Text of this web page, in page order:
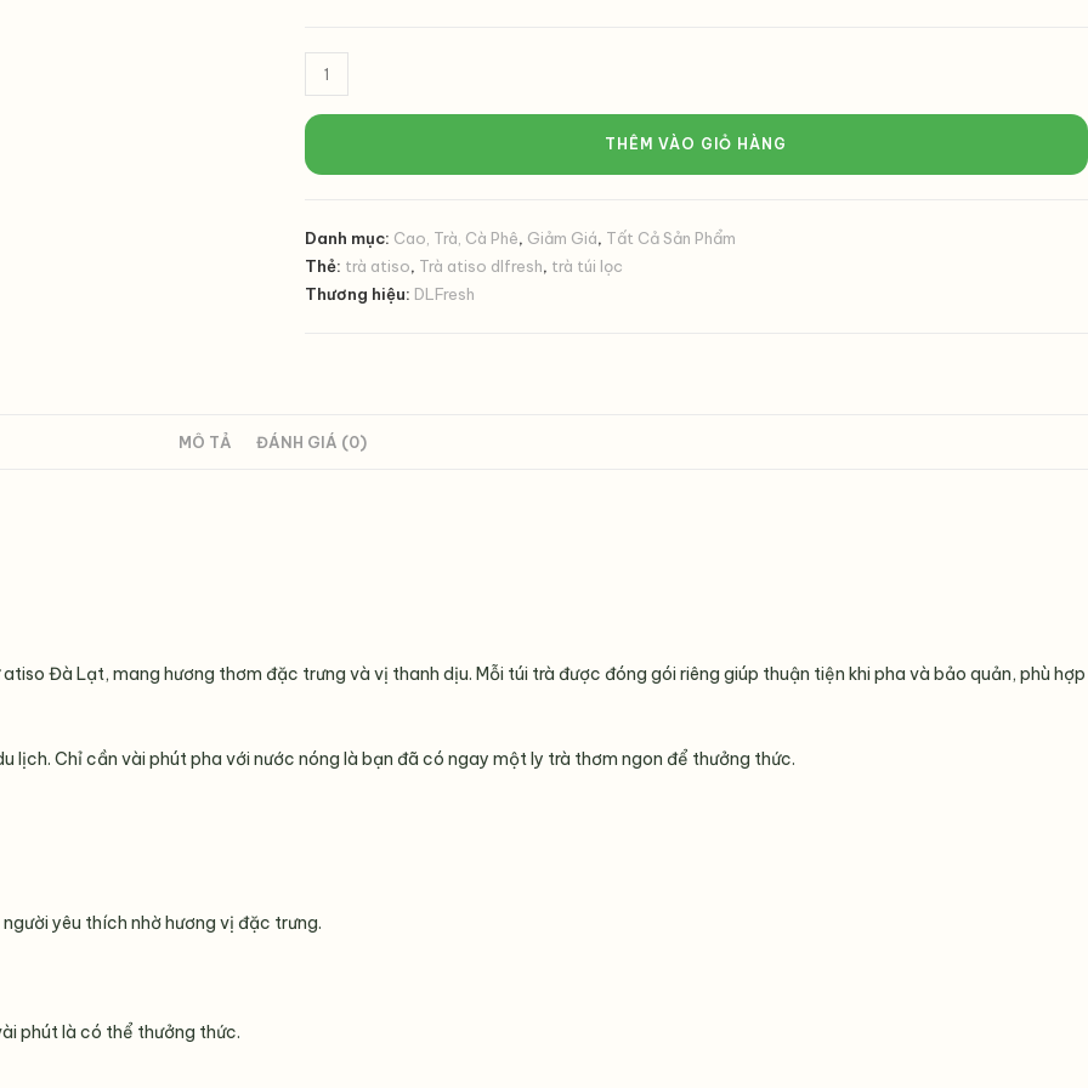
Trà
Atiso
Túi
Lọc
50
Tép
THÊM VÀO GIỎ HÀNG
Danh mục: Cao, Trà, Cà Phê, Giảm Giá, Tất Cả Sản Phẩm
Thẻ: trà atiso, Trà atiso dlfresh, trà túi lọc
Thương hiệu: DLFresh
MÔ TẢ ĐÁNH GIÁ (0)
Đà Lạt, mang hương thơm đặc trưng và vị thanh dịu. Mỗi túi trà được đóng gói riêng giúp thuận tiện khi pha và bảo quản, phù hợp
lịch. Chỉ cần vài phút pha với nước nóng là bạn đã có ngay một ly trà thơm ngon để thưởng thức.
yêu thích nhờ hương vị đặc trưng.
phút là có thể thưởng thức.